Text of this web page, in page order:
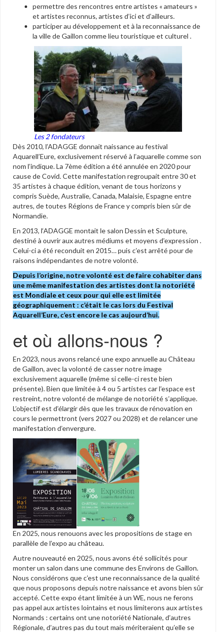
permettre des rencontres entre artistes « amateurs »
et artistes reconnus, artistes d’ici et d’ailleurs.
participer au développement et à la reconnaissance de
la ville de Gaillon comme lieu touristique et culturel .
Les 2 fondateurs
Dès 2010, l’ADAGGE donnait naissance au festival
Aquarell’Eure, exclusivement réservé à l’aquarelle comme son
nom l’indique. La 7ème édition a été annulée en 2020 pour
cause de Covid. Cette manifestation regroupait entre 30 et
35 artistes à chaque édition, venant de tous horizons y
compris Suède, Australie, Canada, Malaisie, Espagne entre
autres, de toutes Régions de France y compris bien sûr de
Normandie.
En 2013, l‘ADAGGE montait le salon Dessin et Sculpture,
destiné à ouvrir aux autres médiums et moyens d’expression .
Celui-ci a été reconduit en 2015… puis c’est arrêté pour de
raisons indépendantes de notre volonté.
Depuis l’origine, notre volonté est de faire cohabiter dans
une même manifestation des artistes dont la notoriété
est Mondiale et ceux pour qui elle est limitée
géographiquement : c’était le cas lors du Festival
Aquarell’Eure, c’est encore le cas aujourd’hui.
et où allons-nous ?
En 2023, nous avons relancé une expo annuelle au Château
de Gaillon, avec la volonté de casser notre image
exclusivement aquarelle (même si celle-ci reste bien
présente). Bien que limitée à 4 ou 5 artistes car l’espace est
restreint, notre volonté de mélange de notoriété s’applique.
L’objectif est d’élargir dès que les travaux de rénovation en
cours le permettront (vers 2027 ou 2028) et de relancer une
manifestation d’envergure.
En 2025, nous renouons avec les propositions de stage en
parallèle de l’expo au château.
Autre nouveauté en 2025, nous avons été sollicités pour
monter un salon dans une commune des Environs de Gaillon.
Nous considérons que c’est une reconnaissance de la qualité
que nous proposons depuis notre naissance et avons bien sûr
accepté. Cette expo étant limitée à un WE, nous ne ferons
pas appel aux artistes lointains et nous limiterons aux artistes
Normands : certains ont une notoriété Nationale, d’autres
Régionale, d’autres pas du tout mais mériteraient qu’elle se